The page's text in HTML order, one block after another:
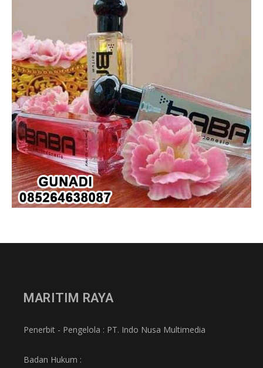
MARITIM RAYA
Penerbit - Pengelola : PT. Indo Nusa Multimedia
Badan Hukum :